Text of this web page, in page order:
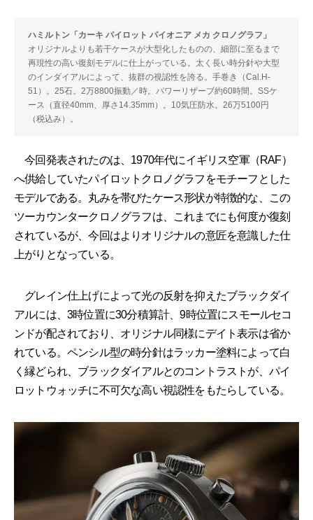
ハミルトン「カーキ パイロット パイオニア メカ クロノグラフ」
オリジナルよりも若干ケースが大型化したものの、細部に至るまで
再現性の高い復刻モデルに仕上がっている。太く長い時分針や大型
のインダイアルによって、抜群の視認性を誇る。手巻き（Cal.H-
51）。25石。2万8800振動／時。パワーリザーブ約60時間。SSケ
ース（直径40mm、厚さ14.35mm）。10気圧防水。26万5100円
（税込み）。
今回発表されたのは、1970年代にイギリス空軍（RAF）
へ供給していたパイロットクロノグラフをモチーフとした
モデルである。丸みを帯びたケース形状が特徴的な、この
ツーカウンタークロノグラフは、これまでにも何度か復刻
されているが、今回はよりオリジナルの意匠を意識した仕
上がりとなっている。
グレイン仕上げによって光の反射を抑えたブラックダイ
アルには、3時位置に30分積算計、9時位置にスモールセコ
ンドが配されており、オリジナル同様にデイト表示は省か
れている。ペンシル型の時分針はラッカー塗料によって白
く縁どられ、ブラックダイアルとのコントラストが、パイ
ロットウォッチに不可欠な高い視認性をもたらしている。